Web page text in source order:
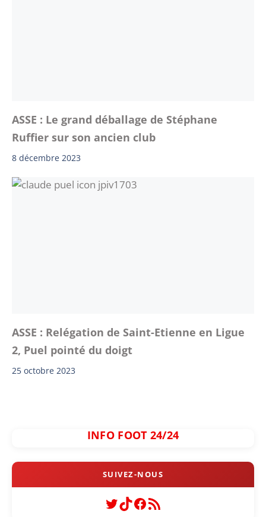
ASSE : Le grand déballage de Stéphane
Ruffier sur son ancien club
8 décembre 2023
ASSE : Relégation de Saint-Etienne en Ligue
2, Puel pointé du doigt
25 octobre 2023
INFO FOOT 24/24
Twitter
TikTok
Facebook
Flux RSS